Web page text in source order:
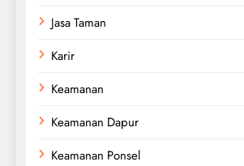
Jasa Taman
Karir
Keamanan
Keamanan Dapur
Keamanan Ponsel